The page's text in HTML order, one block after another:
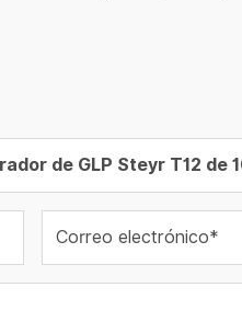
Correo electrónico*